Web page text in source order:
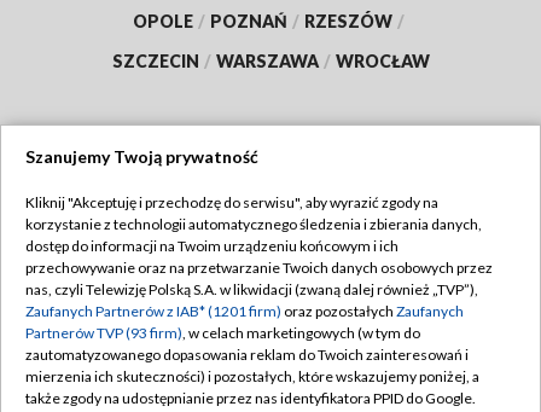
OPOLE / POZNAŃ / RZESZÓW /
SZCZECIN / WARSZAWA / WROCŁAW
TVP
Abonament TVP
Emisja w TVP
Centrum informacji TVP
Naziemna Telewizja Cyfrowa
Regulamin TVP
Polityka prywatności
Moje zgody
Pomoc
Szanujemy Twoją prywatność
Kliknij "Akceptuję i przechodzę do serwisu", aby wyrazić zgody na
korzystanie z technologii automatycznego śledzenia i zbierania danych,
dostęp do informacji na Twoim urządzeniu końcowym i ich
przechowywanie oraz na przetwarzanie Twoich danych osobowych przez
nas, czyli Telewizję Polską S.A. w likwidacji (zwaną dalej również „TVP”),
Zaufanych Partnerów z IAB* (1201 firm) oraz pozostałych Zaufanych
Partnerów TVP (93 firm), w celach marketingowych (w tym do
zautomatyzowanego dopasowania reklam do Twoich zainteresowań i
mierzenia ich skuteczności) i pozostałych, które wskazujemy poniżej, a
także zgody na udostępnianie przez nas identyfikatora PPID do Google.